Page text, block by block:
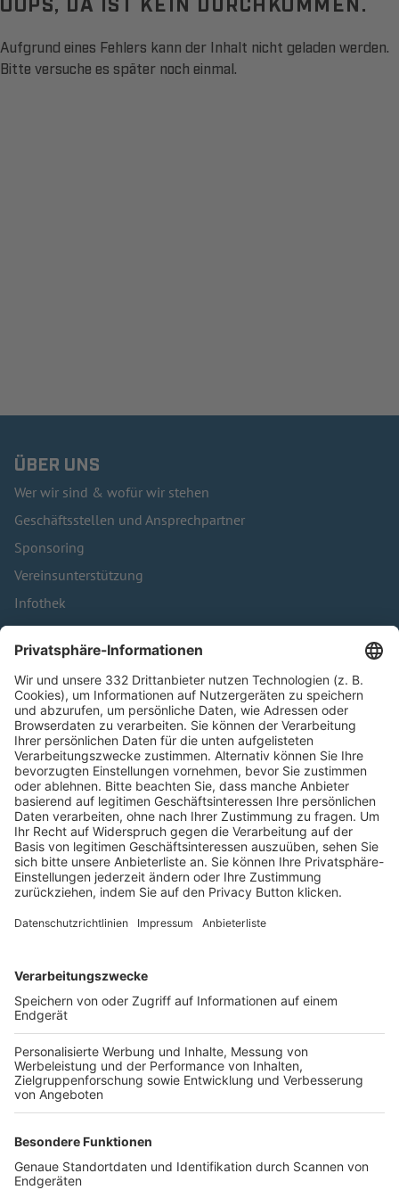
Aufgrund eines Fehlers kann der Inhalt nicht geladen werden.
Bitte versuche es später noch einmal.
ÜBER UNS
Wer wir sind & wofür wir stehen
Geschäftsstellen und Ansprechpartner
Sponsoring
Vereinsunterstützung
Infothek
Kontakt
HÄUFIG BESUCHTE SEITEN
Pässe und Vereinswechsel
Trainerausbildung
Schulungsangebot Vereinsmitarbeiter
BFV-Geschäftsstellen
Trainerbörse
Login SpielPlus
FOLGE DEM BFV
TOP-VEREINE
TOP-PARTNER